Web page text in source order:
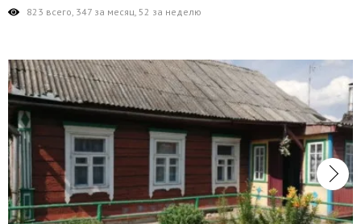
Новостройки
Комерческая недвижимость
Продажа коммерческой недвижимости
Аренда коммерческой недвижимости
Другие разделы
Новости
823 всего, 347 за месяц, 52 за неделю